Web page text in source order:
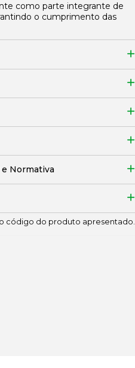
como parte integrante de
o cumprimento das
Normativa
código do produto apresentado.